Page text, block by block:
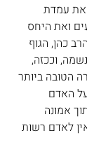
את עמדת
ואת היחס
כהן, הגוף
וככזה,
הטובה ביותר
האדם
אמונה
לאדם רשות